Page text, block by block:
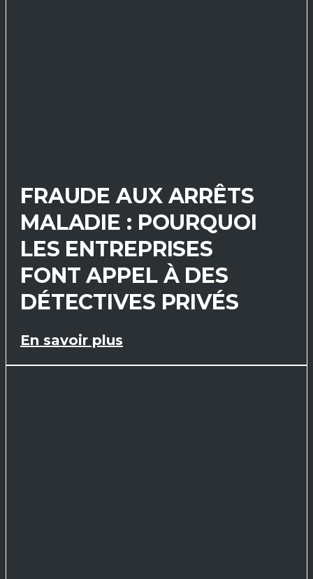
FRAUDE AUX ARRÊTS
MALADIE : POURQUOI
LES ENTREPRISES
FONT APPEL À DES
DÉTECTIVES PRIVÉS
En savoir plus